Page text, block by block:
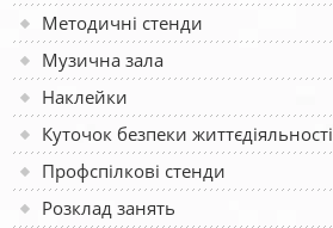
Методичні стенди
Музична зала
Наклейки
Куточок безпеки життєдіяльності
Профспілкові стенди
Розклад занять